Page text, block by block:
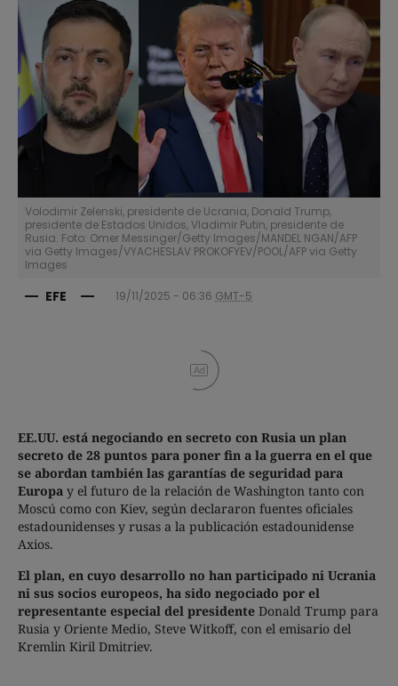
Volodimir Zelenski, presidente de Ucrania, Donald Trump,
presidente de Estados Unidos, Vladimir Putin, presidente de
Rusia. Foto: Omer Messinger/Getty Images/MANDEL NGAN/AFP
via Getty Images/VYACHESLAV PROKOFYEV/POOL/AFP via Getty
Images
EFE 19/11/2025 - 06:36 GMT-5
Ad
EE.UU. está negociando en secreto con Rusia un plan
secreto de 28 puntos para poner fin a la guerra en el que
se abordan también las garantías de seguridad para
Europa y el futuro de la relación de Washington tanto con
Moscú como con Kiev, según declararon fuentes oficiales
estadounidenses y rusas a la publicación estadounidense
Axios.
El plan, en cuyo desarrollo no han participado ni Ucrania
ni sus socios europeos, ha sido negociado por el
representante especial del presidente Donald Trump para
Rusia y Oriente Medio, Steve Witkoff, con el emisario del
Kremlin Kiril Dmitriev.